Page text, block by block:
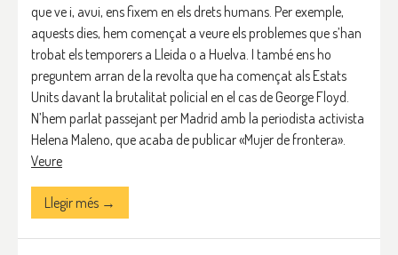
que ve i, avui, ens fixem en els drets humans. Per exemple,
aquests dies, hem començat a veure els problemes que s’han
trobat els temporers a Lleida o a Huelva. I també ens ho
preguntem arran de la revolta que ha començat als Estats
Units davant la brutalitat policial en el cas de George Floyd.
N’hem parlat passejant per Madrid amb la periodista activista
Helena Maleno, que acaba de publicar «Mujer de frontera».
Veure
Llegir més →